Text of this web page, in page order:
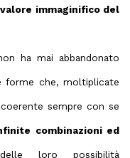
valore immaginifico del
ha mai abbandonato
che, moltiplicate
sempre con se
combinazioni ed
loro possibilità